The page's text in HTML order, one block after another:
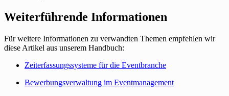
Weiterführende Informationen
Für weitere Informationen zu verwandten Themen empfehlen wir
diese Artikel aus unserem Handbuch:
Zeiterfassungssysteme für die Eventbranche
Bewerbungsverwaltung im Eventmanagement